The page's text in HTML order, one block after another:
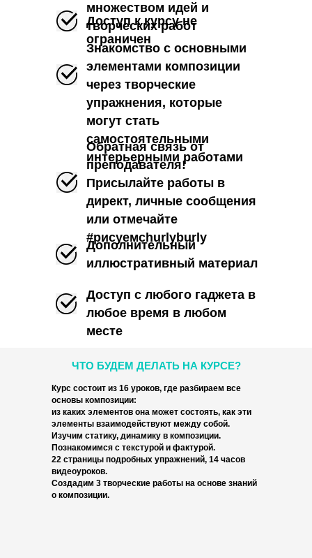
Дополнительный
иллюстративный материал
множеством идей и
творческих работ
Знакомство с основными
элементами композиции
через творческие
упражнения, которые
могут стать
самостоятельными
интерьерными работами
Доступ к курсу не
ограничен
Обратная связь от
преподавателя!
Присылайте работы в
директ, личные сообщения
или отмечайте
#рисуемсhurlyburly
Доступ с любого гаджета в
любое время в любом
месте
Курс состоит из 16 уроков, где разбираем все
основы композиции:
из каких элементов она может состоять, как эти
элементы взаимодействуют между собой.
Изучим статику, динамику в композиции.
Познакомимся с текстурой и фактурой.
22 страницы подробных упражнений, 14 часов
видеоуроков.
Создадим 3 творческие работы на основе знаний
о композиции.
ЧТО БУДЕМ ДЕЛАТЬ НА КУРСЕ?